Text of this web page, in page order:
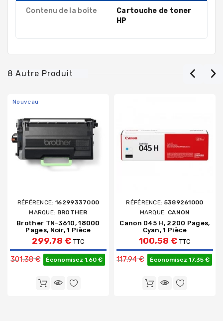
Contenu de la boîte
Cartouche de toner
HP
8 Autre Produit
Nouveau
RÉFÉRENCE: 16299337000
MARQUE: BROTHER
Brother TN-3610, 18000
Pages, Noir, 1 Pièce
299,78 € TTC
Prix de base
301,38 € Économisez 1,60 €
RÉFÉRENCE: 5389261000
MARQUE: CANON
Canon 045 H, 2200 Pages,
Cyan, 1 Pièce
100,58 € TTC
Prix de base
117,94 € Économisez 17,35 €